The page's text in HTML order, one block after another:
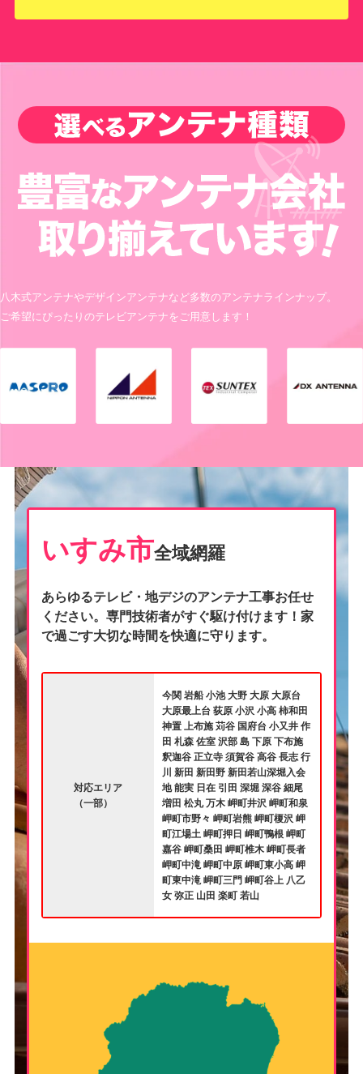
八木式アンテナやデザインアンテナなど多数のアンテナラインナップ。
ご希望にぴったりのテレビアンテナをご用意します！
いすみ市全域網羅
あらゆるテレビ・地デジのアンテナ工事お任せ
ください。専門技術者がすぐ駆け付けます！家
で過ごす大切な時間を快適に守ります。
対応エリア
（一部）
今関 岩船 小池 大野 大原 大原台
大原最上台 荻原 小沢 小高 柿和田
神置 上布施 苅谷 国府台 小又井 作
田 札森 佐室 沢部 島 下原 下布施
釈迦谷 正立寺 須賀谷 高谷 長志 行
川 新田 新田野 新田若山深堀入会
地 能実 日在 引田 深堀 深谷 細尾
増田 松丸 万木 岬町井沢 岬町和泉
岬町市野々 岬町岩熊 岬町榎沢 岬
町江場土 岬町押日 岬町鴨根 岬町
嘉谷 岬町桑田 岬町椎木 岬町長者
岬町中滝 岬町中原 岬町東小高 岬
町東中滝 岬町三門 岬町谷上 八乙
女 弥正 山田 楽町 若山